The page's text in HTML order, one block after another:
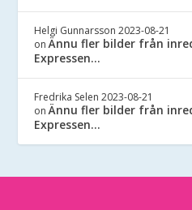
Helgi Gunnarsson 2023-08-21
onÄnnu fler bilder från
Expressen…
Fredrika Selen 2023-08-21
onÄnnu fler bilder från
Expressen…